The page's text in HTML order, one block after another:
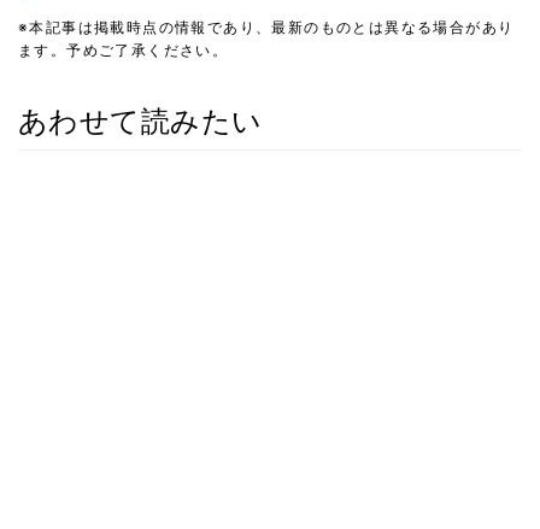
※本記事は掲載時点の情報であり、最新のものとは異なる場合があり
ます。予めご了承ください。
あわせて読みたい